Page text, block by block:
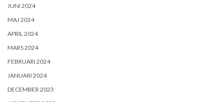
JUNI 2024
MAJ 2024
APRIL 2024
MARS 2024
FEBRUARI 2024
JANUARI 2024
DECEMBER 2023